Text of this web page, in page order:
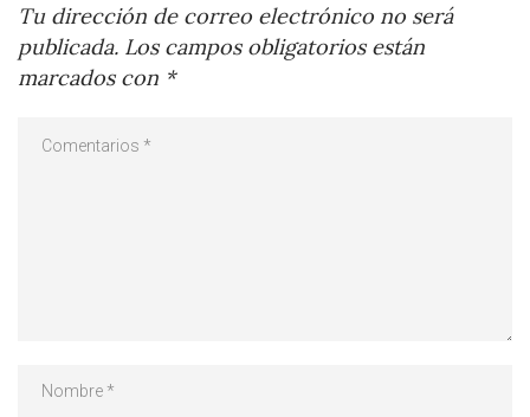
Tu dirección de correo electrónico no será
publicada. Los campos obligatorios están
marcados con *